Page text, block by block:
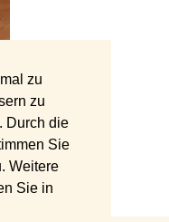
zu
zu
Durch die
Sie
Weitere
Sie in